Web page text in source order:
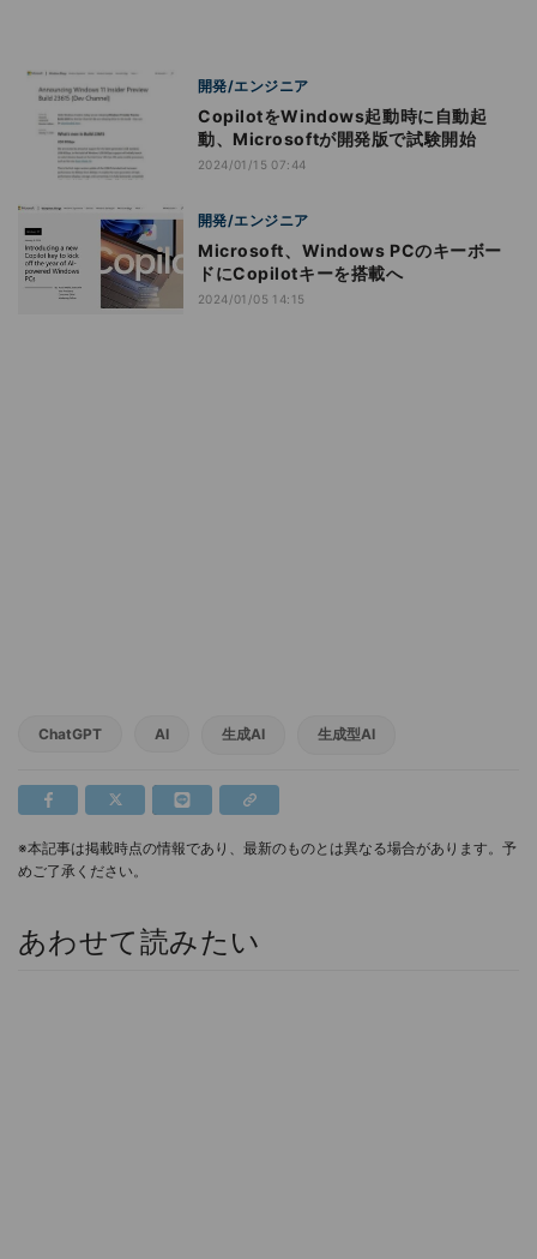
開発/エンジニア
CopilotをWindows起動時に自動起
動、Microsoftが開発版で試験開始
2024/01/15 07:44
開発/エンジニア
Microsoft、Windows PCのキーボー
ドにCopilotキーを搭載へ
2024/01/05 14:15
ChatGPT AI 生成AI 生成型AI
※本記事は掲載時点の情報であり、最新のものとは異なる場合があります。予
めご了承ください。
あわせて読みたい